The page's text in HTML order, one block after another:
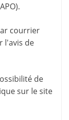
courrier
l'avis de
de
sur le site